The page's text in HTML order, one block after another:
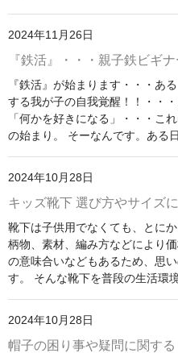
婦人帽子
秋冬物
HOME FURNITURE
帽子学校
blog
お問合せ
会社概要
個人情報保護方針
2024年11月26日
『鉄活』・・・親子鉄ビギ
『鉄活』が始まります・・・あ
する我が子の自我覚醒！！・・
「何かを好きになる」・・・こ
の始まり。 そーなんです。ある
2024年10月28日
キッズ靴下 選び方やサイズ
靴下は子供用でなくても、とに
柄物、素材、編み方などにより
の意味合いなどもあるため、思
す。 そんな靴下を普段の生活環
2024年10月28日
帽子の困り事や疑問に関する